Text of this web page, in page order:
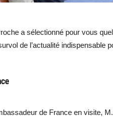
a sélectionné pour vous
de l’actualité indispensable
de France en visite,